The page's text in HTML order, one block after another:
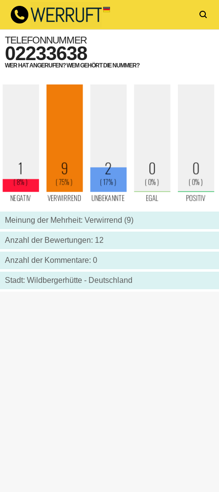
TELEFONNUMMER
02233638
WER HAT ANGERUFEN? WEM GEHÖRT DIE NUMMER?
Meinung der Mehrheit: Verwirrend (9)
Anzahl der Bewertungen: 12
Anzahl der Kommentare: 0
Stadt: Wildbergerhütte - Deutschland